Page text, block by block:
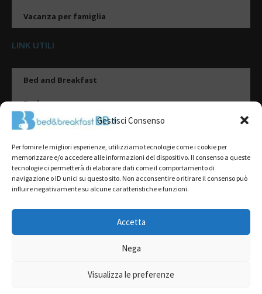
Gestisci Consenso
Per fornire le migliori esperienze, utilizziamo tecnologie come i cookie per
memorizzare e/o accedere alle informazioni del dispositivo. Il consenso a queste
tecnologie ci permetterà di elaborare dati come il comportamento di
navigazione o ID unici su questo sito. Non acconsentire o ritirare il consenso può
influire negativamente su alcune caratteristiche e funzioni.
Accetta
Nega
Visualizza le preferenze
Vacanza per famiglia
LINK UTILI
Bed and Breakfast
Esplora
Tipologie di alloggio
Destinazioni
Il mio account
2022@ All Rights Reserved | Tutti i contenuti ed i diritti sono riservati, è
L’accesso o l’utilizzo di questo sito è subordinato all’accettazione dei